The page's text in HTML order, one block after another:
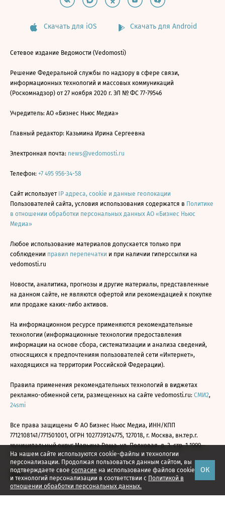
На нашем сайте используются cookie-файлы и технологии
персонализации. Продолжая пользоваться данным сайтом, вы
подтверждаете свое согласие на использование файлов cookie
и технологий персонализации в соответствии с Политикой в
отношении обработки персональных данных.
ОК
Скачать для iOS Скачать для Android
Сетевое издание Ведомости (Vedomosti)
Решение Федеральной службы по надзору в сфере связи,
информационных технологий и массовых коммуникаций
(Роскомнадзор) от 27 ноября 2020 г. ЭЛ № ФС 77-79546
Учредитель: АО «Бизнес Ньюс Медиа»
Главный редактор: Казьмина Ирина Сергеевна
Электронная почта: news@vedomosti.ru
Телефон: +7 495 956-34-58
Сайт использует IP адреса, cookie и данные геолокации
Пользователей сайта, условия использования содержатся в Политике
в отношении обработки персональных данных АО «Бизнес Ньюс
Медиа»
Любое использование материалов допускается только при
соблюдении правил перепечатки и при наличии гиперссылки на
vedomosti.ru
Новости, аналитика, прогнозы и другие материалы, представленные
на данном сайте, не являются офертой или рекомендацией к покупке
или продаже каких-либо активов.
На информационном ресурсе применяются рекомендательные
технологии (информационные технологии предоставления
информации на основе сбора, систематизации и анализа сведений,
относящихся к предпочтениям пользователей сети «Интернет»,
находящихся на территории Российской Федерации).
Правила применения рекомендательных технологий в виджетах
рекламно-обменной сети, размещенных на сайте vedomosti.ru: СМИ2,
24smi
Все права защищены © АО Бизнес Ньюс Медиа, ИНН/КПП
7712108141/771501001, ОГРН 1027739124775, 127018, г. Москва, вн.тер.г.
муниципальный округ Марьина Роща, ул. Полковая, д. 3, стр. 1 1999—
2026